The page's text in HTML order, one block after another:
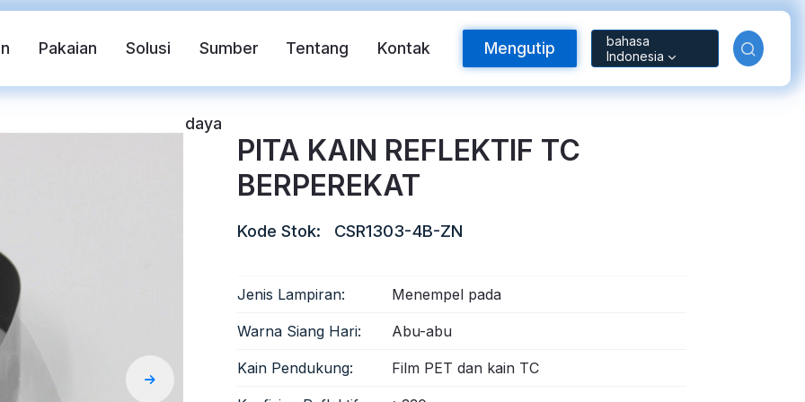
Pakaian Solusi Sumber
daya
Tentang Kontak Mengutip
bahasa
Indonesia
Pita Reflektif FR Bahan Reflektif
Panas Reflektif Kain Reflektif Pelangi
PITA KAIN REFLEKTIF TC
BERPEREKAT
Kode Stok: CSR1303-4B-ZN
Jenis Lampiran: Menempel pada
Warna Siang Hari: Abu-abu
Kain Pendukung: Film PET dan kain TC